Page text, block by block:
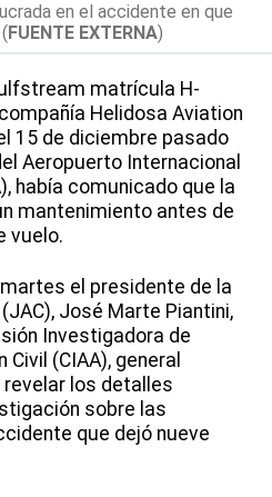
en el accidente en que
FUENTE EXTERNA)
matrícula H-
Helidosa Aviation
15 de diciembre pasado
Aeropuerto Internacional
había comunicado que la
mantenimiento antes de
vuelo.
el presidente de la
José Marte Piantini,
Investigadora de
(CIAA), general
revelar los detalles
sobre las
que dejó nueve